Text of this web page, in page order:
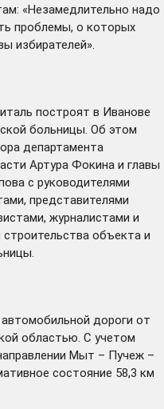
«Незамедлительно надо
проблемы, о которых
избирателей».
построят в Иванове
больницы. Об этом
департамента
Артура Фокина и главы
с руководителями
представителями
журналистами и
объекта и
дороги от
областью. С учетом
Мыт – Пучеж –
состояние 58,3 км